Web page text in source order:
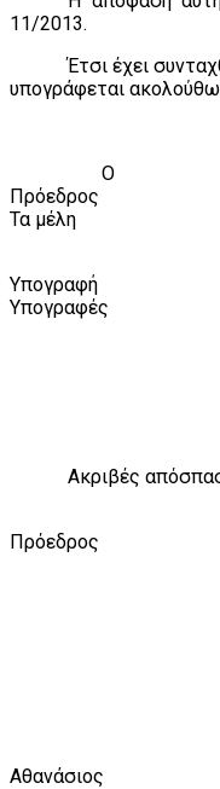
11/2013.
Έτσι έχει
υπογράφεται
Ο
Πρόεδρος
Τα μέλη
Υπογραφή
Υπογραφές
Ακριβές
Πρόεδρος
Αθανάσιος